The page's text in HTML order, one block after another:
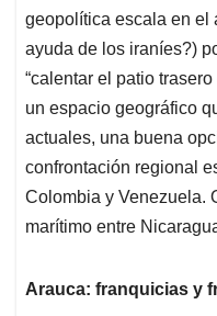
geopolítica escala en el
ayuda de los iraníes?)
“calentar el patio
un espacio geográfico
actuales, una buena
confrontación regional
Colombia y Venezuela.
marítimo entre
Arauca: franquicias y